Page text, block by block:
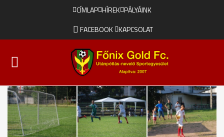
CÍMLAP HÍREK PÁLYÁINK
FACEBOOK KAPCSOLAT